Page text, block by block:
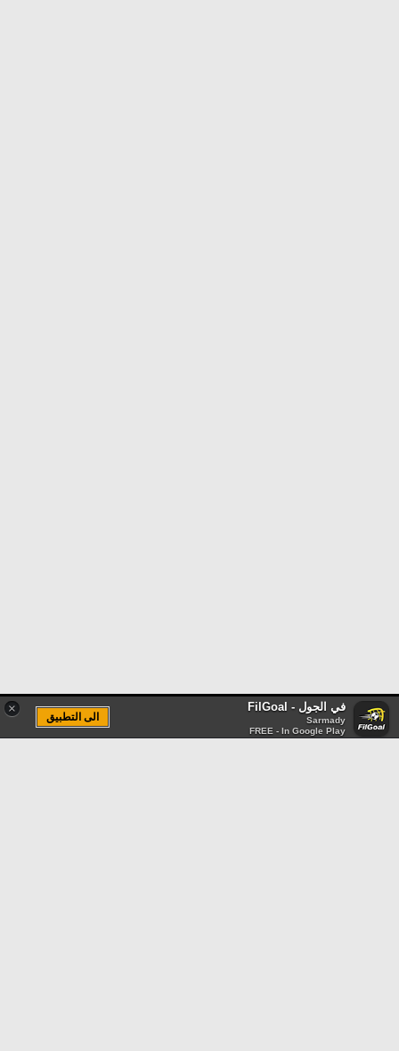
× في الجول - FilGoal
Sarmady
FREE - In Google Play
الى التطبيق